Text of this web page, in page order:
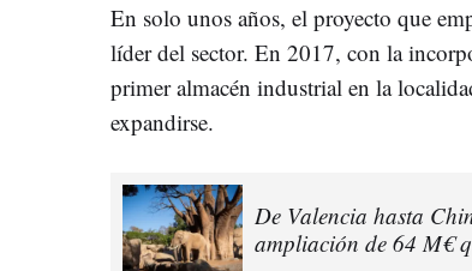
En solo unos años, el proyecto que
líder del sector. En 2017, con la
primer almacén industrial en la
expandirse.
De Valencia hasta
ampliación de 64 M€